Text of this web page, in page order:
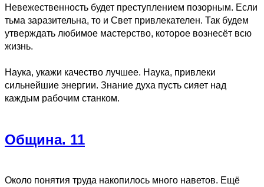
Невежественность будет преступлением позорным. Если
тьма заразительна, то и Свет привлекателен. Так будем
утверждать любимое мастерство, которое вознесёт всю
жизнь.
Наука, укажи качество лучшее. Наука, привлеки
сильнейшие энергии. Знание духа пусть сияет над
каждым рабочим станком.
Община. 11
Около понятия труда накопилось много наветов. Ещё